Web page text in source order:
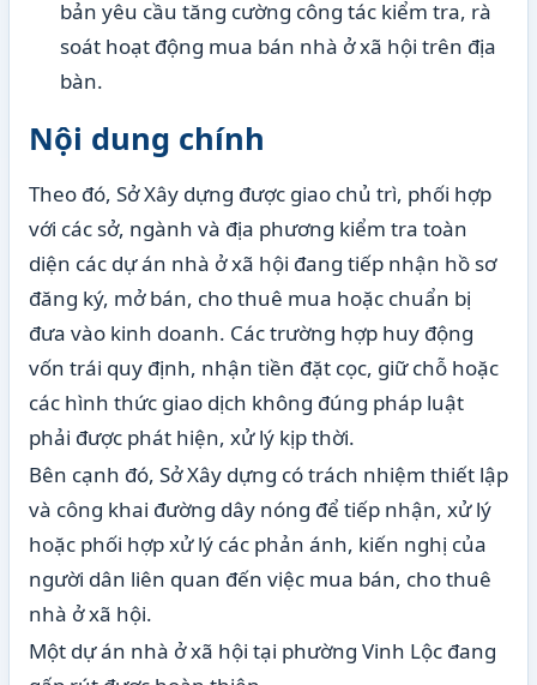
bản yêu cầu tăng cường công tác kiểm tra, rà
soát hoạt động mua bán nhà ở xã hội trên địa
bàn.
Nội dung chính
Theo đó, Sở Xây dựng được giao chủ trì, phối hợp
với các sở, ngành và địa phương kiểm tra toàn
diện các dự án nhà ở xã hội đang tiếp nhận hồ sơ
đăng ký, mở bán, cho thuê mua hoặc chuẩn bị
đưa vào kinh doanh. Các trường hợp huy động
vốn trái quy định, nhận tiền đặt cọc, giữ chỗ hoặc
các hình thức giao dịch không đúng pháp luật
phải được phát hiện, xử lý kịp thời.
Bên cạnh đó, Sở Xây dựng có trách nhiệm thiết lập
và công khai đường dây nóng để tiếp nhận, xử lý
hoặc phối hợp xử lý các phản ánh, kiến nghị của
người dân liên quan đến việc mua bán, cho thuê
nhà ở xã hội.
Một dự án nhà ở xã hội tại phường Vinh Lộc đang